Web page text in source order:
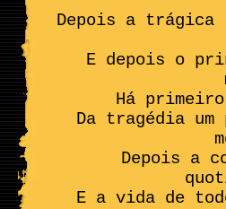
Depois a
E depois o
Há
Da tragédia um
Depois a
E a vida de